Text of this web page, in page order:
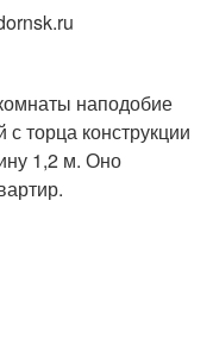
наподобие
торца конструкции
1,2 м. Оно